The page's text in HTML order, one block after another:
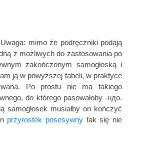
mimo że podręczniki podają
z możliwych do zastosowania po
zakończonym samogłoską i
ją w powyższej tabeli, w praktyce
Po prostu nie ma takiego
do którego pasowałoby -ндо.
samogłosek musiałby on kończyć
przyrostek posesywny tak się nie